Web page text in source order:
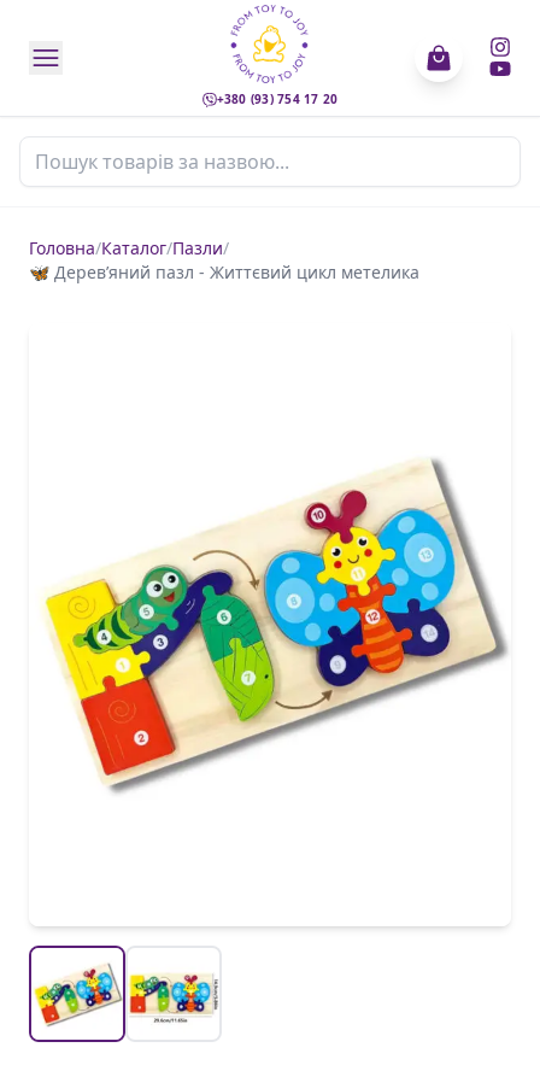
+380 (93) 754 17 20
Пошук товарів
Головна/Каталог/Пазли/
🦋 Деревʼяний пазл - Життєвий цикл метелика